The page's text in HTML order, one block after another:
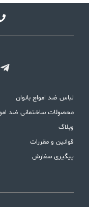
لباس ضد امواج بانوان
محصولات ساختمانی ضد
وبلاگ
قوانین و مقررات
پیگیری سفارش